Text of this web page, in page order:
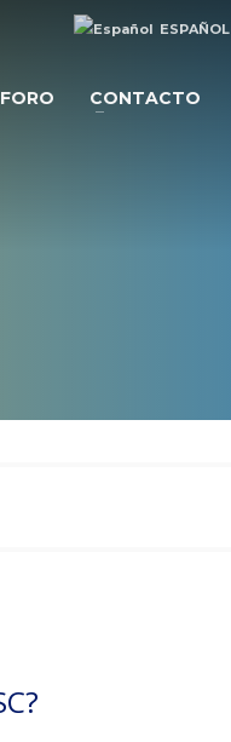
ESPAÑOL
FORO CONTACTO